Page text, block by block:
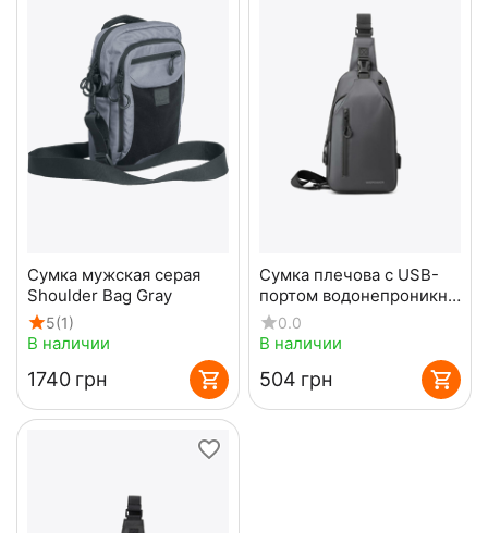
Сумка мужская серая
Shoulder Bag Gray
5(1)
В наличии
‍1740‍ грн
Сумка плечова с USB-
портом водонепроникна
grey
0.0
В наличии
‍504‍ грн